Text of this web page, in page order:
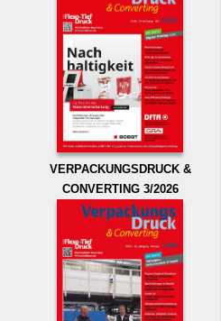
VERPACKUNGSDRUCK &
CONVERTING 3/2026